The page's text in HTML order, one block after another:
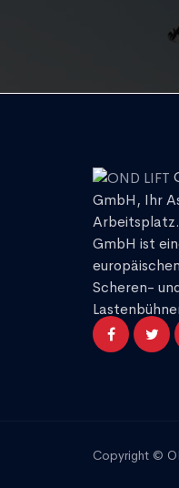
GmbH, Ihr
GmbH ist
Scheren-
Copyright ©